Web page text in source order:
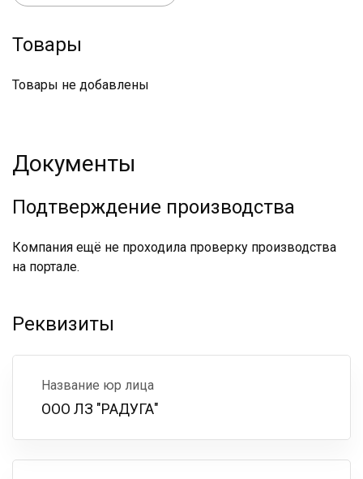
Товары
Товары не добавлены
Документы
Подтверждение производства
Компания ещё не проходила проверку производства
на портале.
Реквизиты
Название юр лица
ООО ЛЗ "РАДУГА"